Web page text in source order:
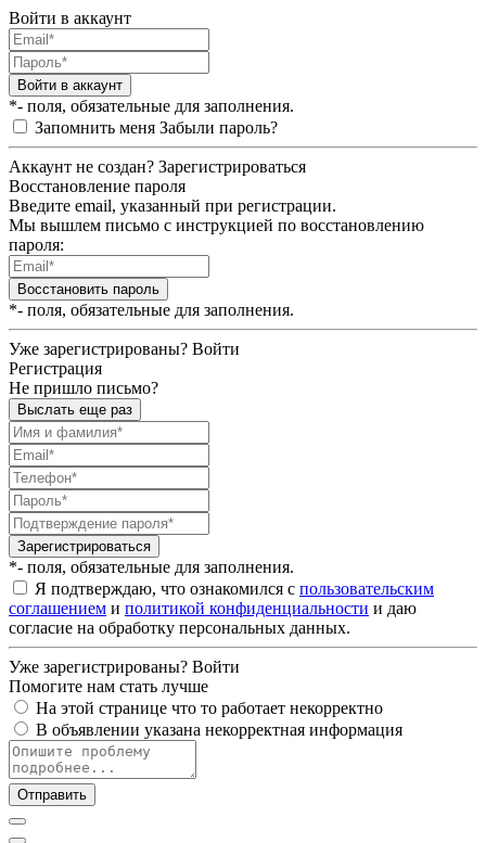
Войти в аккаунт
Войти в аккаунт
*- поля, обязательные для заполнения.
Запомнить меня Забыли пароль?
Аккаунт не создан? Зарегистрироваться
Восстановление пароля
Введите email, указанный при регистрации.
Мы вышлем письмо с инструкцией по восстановлению
пароля:
Восстановить пароль
*- поля, обязательные для заполнения.
Уже зарегистрированы? Войти
Регистрация
Не пришло письмо?
Выслать еще раз
Зарегистрироваться
*- поля, обязательные для заполнения.
Я подтверждаю, что ознакомился с пользовательским
соглашением и политикой конфиденциальности и даю
согласие на обработку персональных данных.
Уже зарегистрированы? Войти
Помогите нам стать лучше
На этой странице что то работает некорректно
В объявлении указана некорректная информация
Отправить